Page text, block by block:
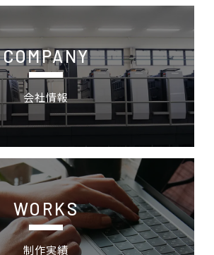
COMPANY
会社情報
WORKS
制作実績